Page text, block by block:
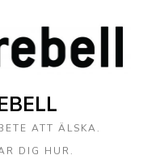
ATT ÄLSKA.
DIG HUR.